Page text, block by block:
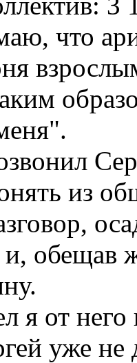
что
из
и, обещав
от него
уже не